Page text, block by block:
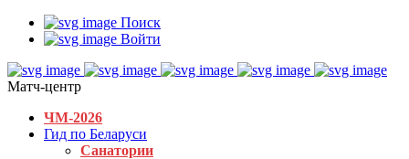
Поиск
Войти
Матч-центр
ЧМ-2026
Гид по Беларуси
Санатории